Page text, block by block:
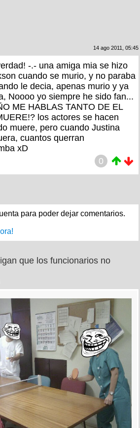
14 ago 2011, 05:45
-.- una amiga mia se hizo
cuando se murio, y no paraba
le decia, apenas murio y ya
Noooo yo siempre he sido fan...
ME HABLAS TANTO DE EL
los actores se hacen
muere, pero cuando Justina
cuantos querran
xD
0
para poder dejar comentarios.
que los funcionarios no